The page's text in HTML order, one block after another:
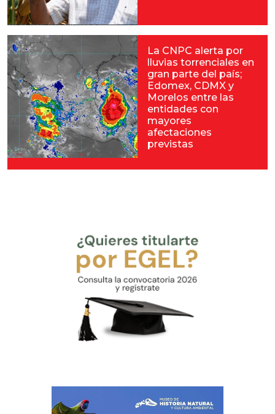
La CNPC alerta por
lluvias torrenciales en
gran parte del país;
Edomex, CDMX y
Morelos entre las
entidades con
mayores
afectaciones
previstas